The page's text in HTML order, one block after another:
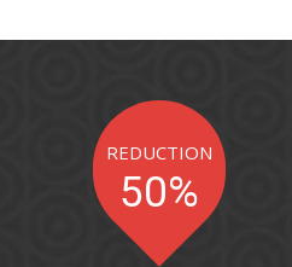
REDUCTION
50%